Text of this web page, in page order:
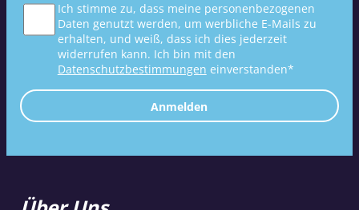
Ich stimme zu, dass meine personenbezogenen
Daten genutzt werden, um werbliche E-Mails zu
erhalten, und weiß, dass ich dies jederzeit
widerrufen kann. Ich bin mit den
Datenschutzbestimmungen einverstanden*
Anmelden